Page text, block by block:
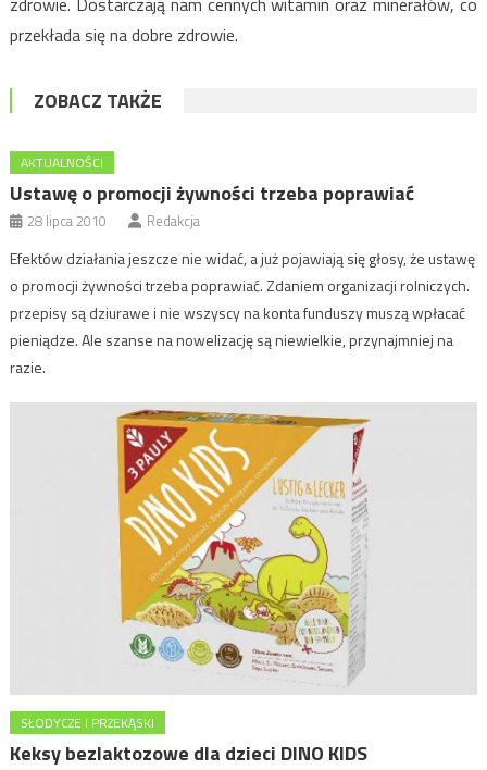
przekłada się na dobre zdrowie.
ZOBACZ TAKŻE
AKTUALNOŚCI
Ustawę o promocji żywności trzeba poprawiać
28 lipca 2010 Redakcja
Efektów działania jeszcze nie widać, a już pojawiają się głosy, że ustawę
o promocji żywności trzeba poprawiać. Zdaniem organizacji rolniczych.
przepisy są dziurawe i nie wszyscy na konta funduszy muszą wpłacać
pieniądze. Ale szanse na nowelizację są niewielkie, przynajmniej na
razie.
SŁODYCZE I PRZEKĄSKI
Keksy bezlaktozowe dla dzieci DINO KIDS